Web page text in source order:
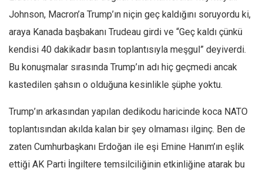
Barış Tarımcıoğlu
Ömer Kayani
Hasanali Yıldırım
Selçuk Türkyılmaz
Johnson, Macron’a Trump’ın niçin geç kaldığını soruyordu ki,
araya Kanada başbakanı Trudeau girdi ve “Geç kaldı çünkü
kendisi 40 dakikadır basın toplantısıyla meşgul” deyiverdi.
Bu konuşmalar sırasında Trump’ın adı hiç geçmedi ancak
kastedilen şahsın o olduğuna kesinlikle şüphe yoktu.
Trump’ın arkasından yapılan dedikodu haricinde koca NATO
toplantısından akılda kalan bir şey olmaması ilginç. Ben de
zaten Cumhurbaşkanı Erdoğan ile eşi Emine Hanım’ın eşlik
ettiği AK Parti İngiltere temsilciliğinin etkinliğine atarak bu